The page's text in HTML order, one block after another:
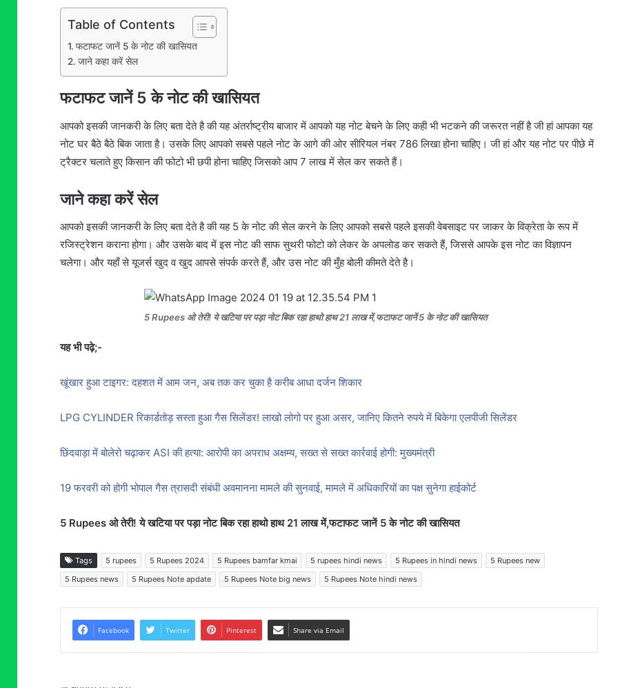
Table of Contents
फटाफट जानें 5 के नोट की खासियत
जाने कहा करें सेल
फटाफट जानें 5 के नोट की खासियत
आपको इसकी जानकरी के लिए बता देते है की यह अंतर्राष्ट्रीय बाजार में आपको यह नोट बेचने के लिए कही भी भटकने की जरूरत नहीं है जी हां आपका यह
नोट घर बैठे बैठे बिक जाता है। उसके लिए आपको सबसे पहले नोट के आगे की ओर सीरियल नंबर 786 लिखा होना चाहिए। जी हां और यह नोट पर पीछे में
ट्रैक्टर चलाते हुए किसान की फोटो भी छपी होना चाहिए जिसको आप 7 लाख में सेल कर सकते हैं।
जाने कहा करें सेल
आपको इसकी जानकरी के लिए बता देते है की यह 5 के नोट की सेल करने के लिए आपको सबसे पहले इसकी वेबसाइट पर जाकर के विक्रेता के रूप में
रजिस्ट्रेशन कराना होगा। और उसके बाद में इस नोट की साफ सुथरी फोटो को लेकर के अपलोड कर सकते हैं, जिससे आपके इस नोट का विज्ञापन
चलेगा। और यहाँ से यूजर्स खुद व खुद आपसे संपर्क करते हैं, और उस नोट की मुँह बोली कीमते देते है।
5 Rupees ओ तेरी! ये खटिया पर पड़ा नोट बिक रहा हाथो हाथ 21 लाख में,फटाफट जानें 5 के नोट की खासियत
यह भी पढ़े;-
खूंखार हुआ टाइगर: दहशत में आम जन, अब तक कर चुका है करीब आधा दर्जन शिकार
LPG CYLINDER रिकार्डतोड़ सस्ता हुआ गैस सिलेंडर! लाखो लोगो पर हुआ असर, जानिए कितने रुपये में बिकेगा एलपीजी सिलेंडर
छिंदवाड़ा में बोलेरो चढ़ाकर ASI की हत्या: आरोपी का अपराध अक्षम्य, सख्त से सख्त कार्रवाई होगी: मुख्यमंत्री
19 फरवरी को होगी भोपाल गैस त्रासदी संबंधी अवमानना मामले की सुनवाई, मामले में अधिकारियों का पक्ष सुनेगा हाईकोर्ट
5 Rupees ओ तेरी! ये खटिया पर पड़ा नोट बिक रहा हाथो हाथ 21 लाख में,फटाफट जानें 5 के नोट की खासियत
Tags 5 rupees 5 Rupees 2024 5 Rupees bamfar kmai 5 rupees hindi news 5 Rupees in hindi news
5 Rupees new
5 Rupees news
5 Rupees Note apdate 5 Rupees Note big news 5 Rupees Note hindi news
Facebook Twitter Pinterest Share via Email